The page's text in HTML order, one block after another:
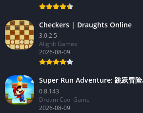
Checkers | Draughts Online
3.0.2.5
AlignIt Games
2026-08-09
Super Run Adventure: 跳跃冒险
0.8.143
Dream Cool Game
2026-08-09